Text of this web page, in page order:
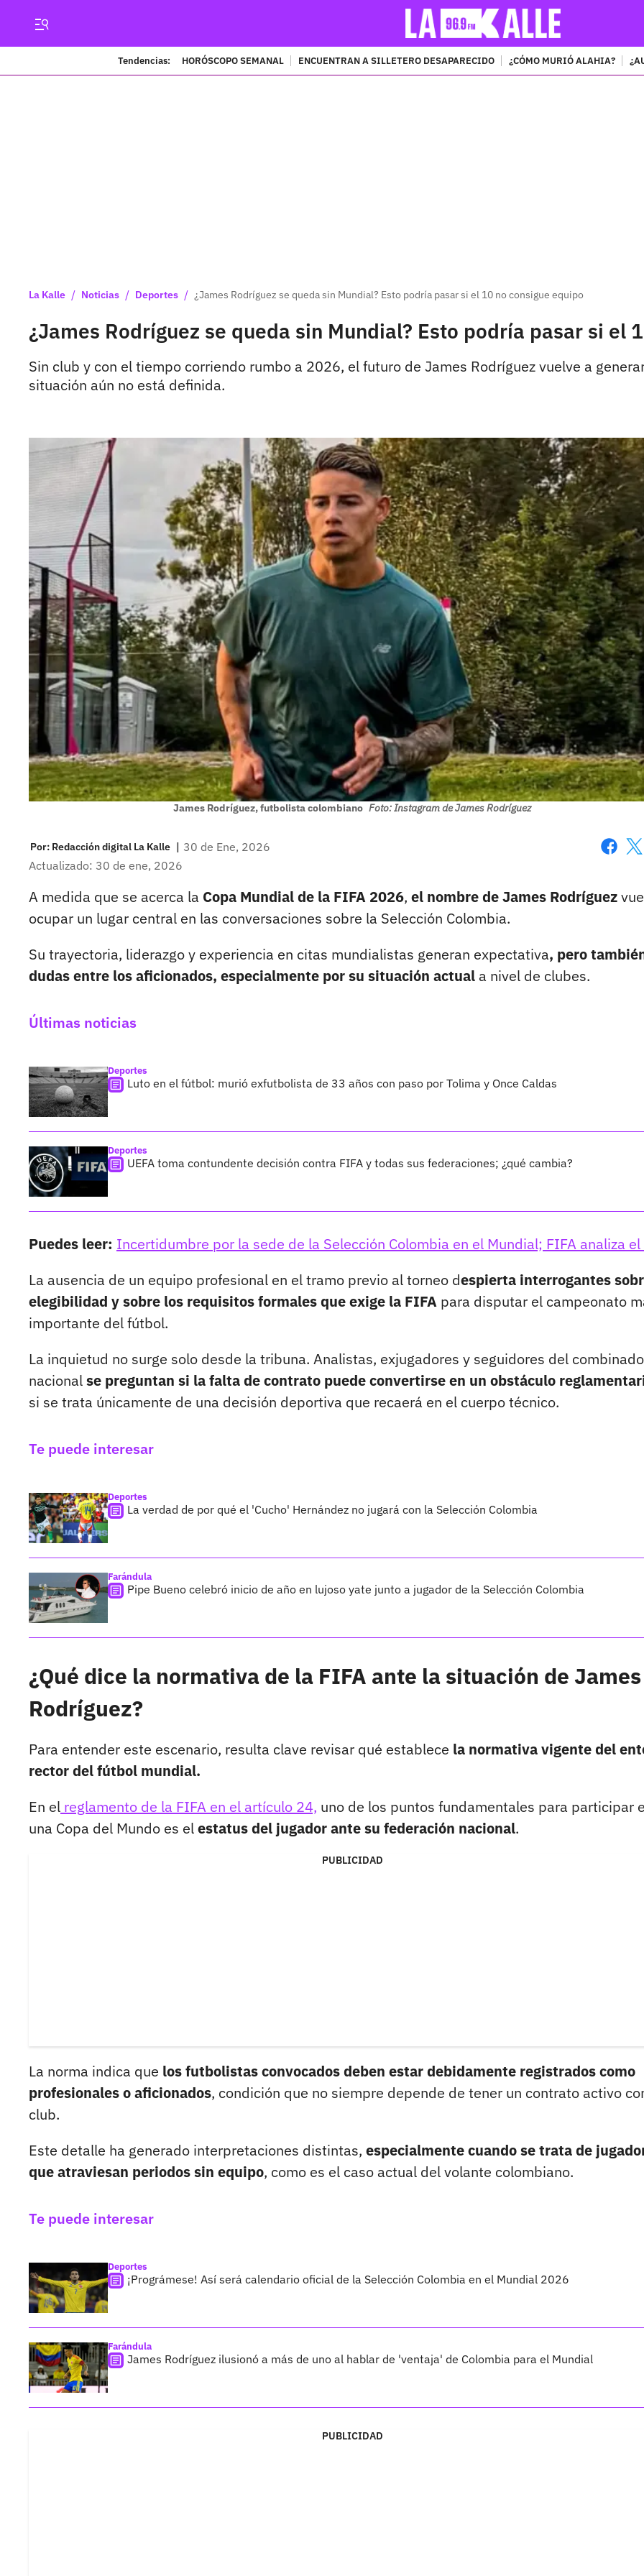
Tendencias: HORÓSCOPO SEMANAL ENCUENTRAN A SILLETERO DESAPARECIDO ¿CÓMO MURIÓ ALAHIA?
La Kalle / Noticias / Deportes / ¿James Rodríguez se queda sin Mundial? Esto podría pasar si el 10 no consigue equipo
¿James Rodríguez se queda sin Mundial? Esto podría pasar si el
Sin club y con el tiempo corriendo rumbo a 2026, el futuro de James Rodríguez vuelve a
situación aún no está definida.
James Rodríguez, futbolista colombiano Foto: Instagram de James Rodríguez
Por: Redacción digital La Kalle | 30 de Ene, 2026
Actualizado: 30 de ene, 2026
A medida que se acerca la Copa Mundial de la FIFA 2026, el nombre deJames Rodríguez
ocupar un lugar central en las conversaciones sobre la Selección Colombia.
Su trayectoria, liderazgo y experiencia en citas mundialistas generan expectativa, pero
dudas entre los aficionados, especialmente por su situación actual a nivel de clubes.
Últimas noticias
Deportes
Luto en el fútbol: murió exfutbolista de 33 años con paso por Tolima y Once Caldas
Deportes
UEFA toma contundente decisión contra FIFA y todas sus federaciones; ¿qué cambia?
Puedes leer: Incertidumbre por la sede de la Selección Colombia en el Mundial; FIFA analiza el
La ausencia de un equipo profesional en el tramo previo al torneo despierta interrogantes
elegibilidad y sobre los requisitos formales que exige la FIFA para disputar el campeonato
importante del fútbol.
La inquietud no surge solo desde la tribuna. Analistas, exjugadores y seguidores del combinado
nacionalse preguntan si la falta de contrato puede convertirse en un obstáculo
si se trata únicamente de una decisión deportiva que recaerá en el cuerpo técnico.
Te puede interesar
Deportes
La verdad de por qué el 'Cucho' Hernández no jugará con la Selección Colombia
Farándula
Pipe Bueno celebró inicio de año en lujoso yate junto a jugador de la Selección Colombia
¿Qué dice la normativa de la FIFA ante la situación de James
Rodríguez?
Para entender este escenario, resulta clave revisar qué establece la normativa vigente del
rector del fútbol mundial.
En el reglamento de la FIFA en el artículo 24, uno de los puntos fundamentales para participar
una Copa del Mundo es elestatus del jugador ante su federación nacional.
PUBLICIDAD
La norma indica que los futbolistas convocados deben estar debidamente registrados como
profesionales o aficionados, condición que no siempre depende de tener un contrato activo
club.
Este detalle ha generado interpretaciones distintas, especialmente cuando se trata de
que atraviesan periodos sin equipo, como es el caso actual del volante colombiano.
Te puede interesar
Deportes
¡Prográmese! Así será calendario oficial de la Selección Colombia en el Mundial 2026
Farándula
James Rodríguez ilusionó a más de uno al hablar de 'ventaja' de Colombia para el Mundial
PUBLICIDAD